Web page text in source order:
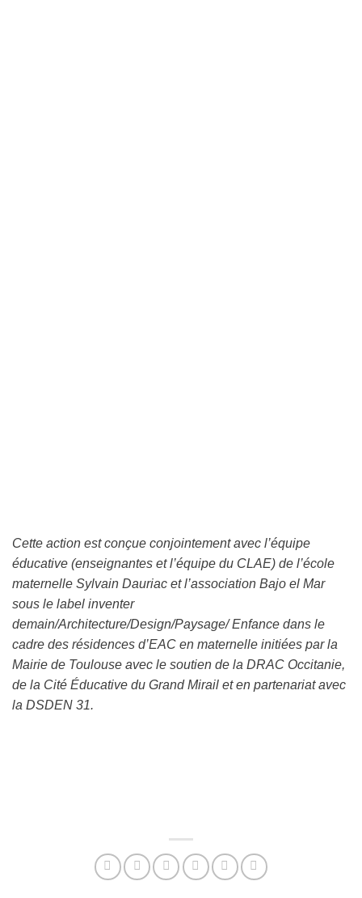
Cette action est conçue conjointement avec l’équipe
éducative (enseignantes et l’équipe du CLAE) de l’école
maternelle Sylvain Dauriac et l’association Bajo el Mar
sous le label inventer
demain/Architecture/Design/Paysage/Enfance dans le
cadre des résidences d’EAC en maternelle initiées par la
Mairie de Toulouse avec le soutien de la DRAC Occitanie,
de la Cité Éducative du Grand Mirail et en partenariat avec
la DSDEN 31.